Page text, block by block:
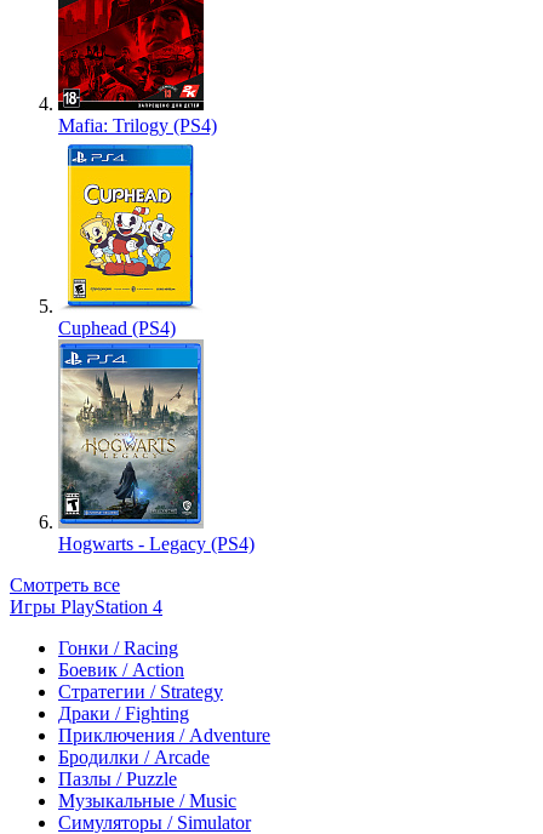
Mafia: Trilogy (PS4)
Cuphead (PS4)
Hogwarts - Legacy (PS4)
Смотреть все
Игры PlayStation 4
Гонки / Racing
Боевик / Action
Стратегии / Strategy
Драки / Fighting
Приключения / Adventure
Бродилки / Arcade
Пазлы / Puzzle
Музыкальные / Music
Симуляторы / Simulator